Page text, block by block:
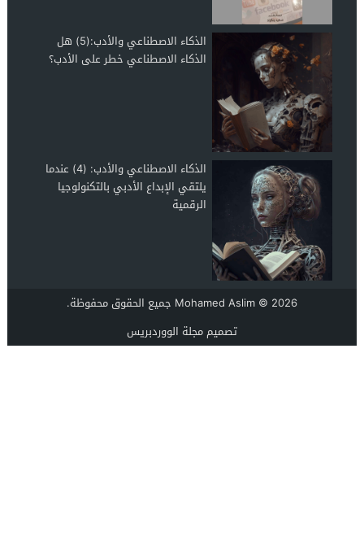
الذكاء الاصطناعي والأدب:(5) هل
الذكاء الاصطناعي خطر على الأدب؟
الذكاء الاصطناعي والأدب: (4) عندما
يلتقي الإبداع الأدبي بالتكنولوجيا
الرقمية
Mohamed Aslim © 2026 جميع الحقوق محفوظة.
تصميممجلة الووردبريس